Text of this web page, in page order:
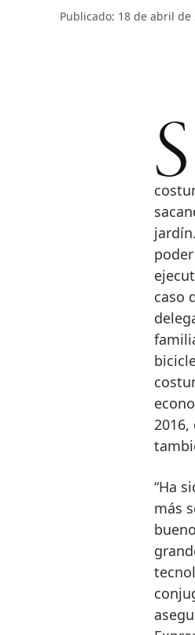
Publicado: 18 de abril
Según el sociólogo y escritor irlandés Stephen Covey, en su libro sobre
caso
“Ha
más